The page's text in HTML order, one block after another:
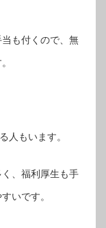
も付くので、無
人もいます。
、福利厚生も手
いです。